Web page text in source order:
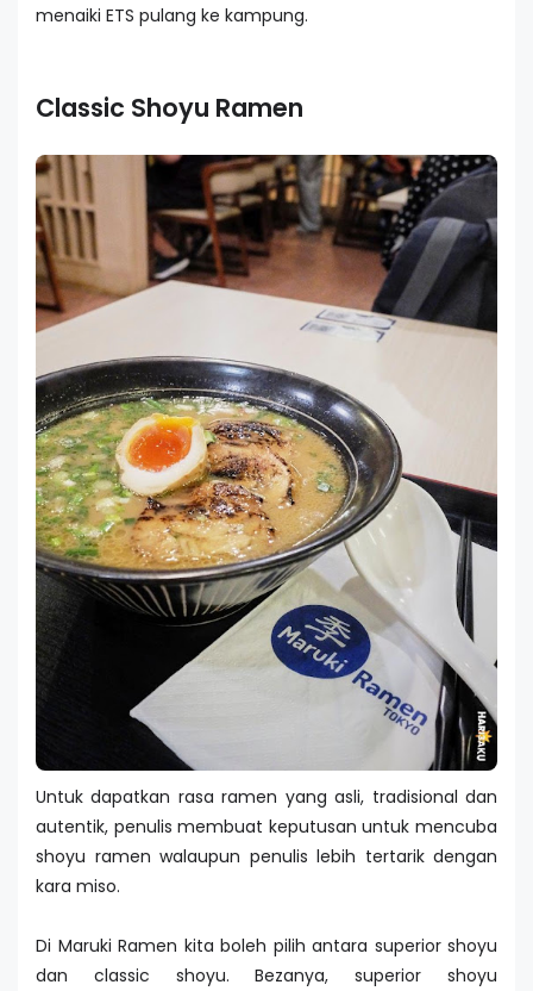
menaiki ETS pulang ke kampung.
Classic Shoyu Ramen
Untuk dapatkan rasa ramen yang asli, tradisional dan
autentik, penulis membuat keputusan untuk mencuba
shoyu ramen walaupun penulis lebih tertarik dengan
kara miso.
Di Maruki Ramen kita boleh pilih antara superior shoyu
dan classic shoyu. Bezanya, superior shoyu